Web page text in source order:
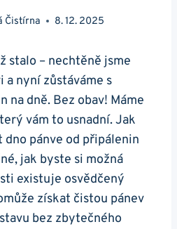
Čistírna 8. 12. 2025
stalo – nechtěně jsme
‍a ⁣nyní ‌zůstáváme s
dně.⁤ Bez obav! Máme
vám to usnadní. Jak
pánve od připálenin
jak ⁤byste si možná
existuje osvědčený
⁢získat ‌čistou pánev
bez⁤ zbytečného